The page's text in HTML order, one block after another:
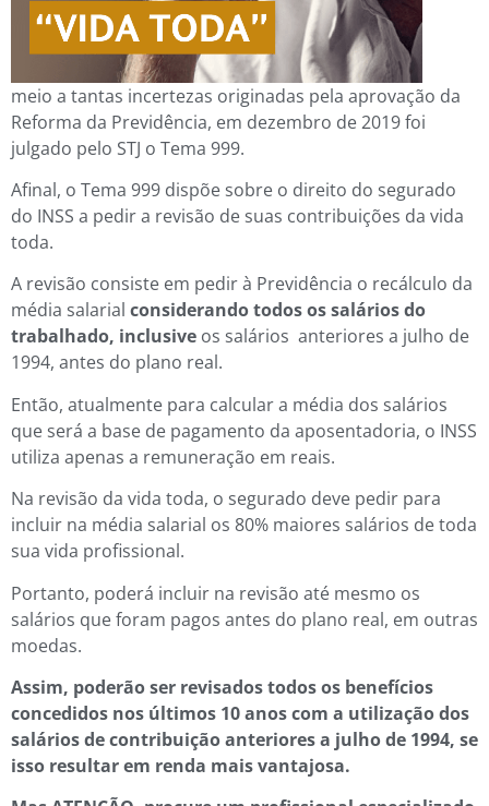
meio a tantas incertezas originadas pela aprovação da
Reforma da Previdência, em dezembro de 2019 foi
julgado pelo STJ o Tema 999.
Afinal, o Tema 999 dispõe sobre o direito do segurado
do INSS a pedir a revisão de suas contribuições da vida
toda.
A revisão consiste em pedir à Previdência o recálculo da
média salarial considerando todos os salários do
trabalhado, inclusive os salários anteriores a julho de
1994, antes do plano real.
Então, atualmente para calcular a média dos salários
que será a base de pagamento da aposentadoria, o INSS
utiliza apenas a remuneração em reais.
Na revisão da vida toda, o segurado deve pedir para
incluir na média salarial os 80% maiores salários de toda
sua vida profissional.
Portanto, poderá incluir na revisão até mesmo os
salários que foram pagos antes do plano real, em outras
moedas.
Assim, poderão ser revisados todos os benefícios
concedidos nos últimos 10 anos com a utilização dos
salários de contribuição anteriores a julho de 1994, se
isso resultar em renda mais vantajosa.